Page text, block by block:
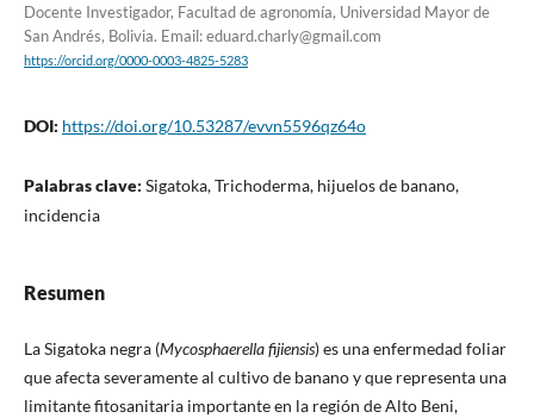
Docente Investigador, Facultad de agronomía, Universidad Mayor de
San Andrés, Bolivia. Email: eduard.charly@gmail.com
https://orcid.org/0000-0003-4825-5283
DOI: https://doi.org/10.53287/evvn5596qz64o
Palabras clave: Sigatoka, Trichoderma, hijuelos de banano,
incidencia
Resumen
La Sigatoka negra (Mycosphaerella fijiensis) es una enfermedad foliar
que afecta severamente al cultivo de banano y que representa una
limitante fitosanitaria importante en la región de Alto Beni,